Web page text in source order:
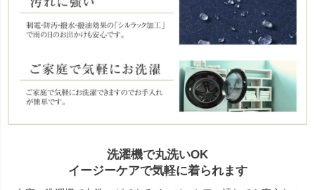
洗濯機で丸洗いOK
イージーケアで気軽に着られます